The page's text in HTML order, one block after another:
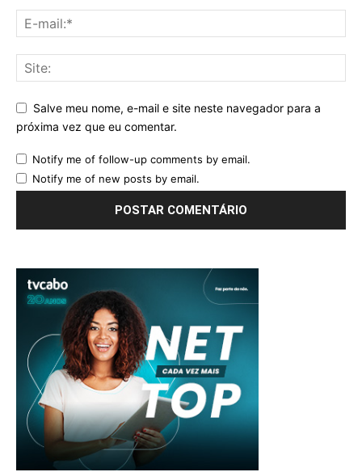
Salve meu nome, e-mail e site neste navegador para a
próxima vez que eu comentar.
Notify me of follow-up comments by email.
Notify me of new posts by email.